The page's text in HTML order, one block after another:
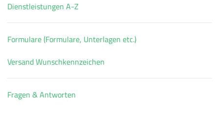
Dienstleistungen A-Z
Formulare (Formulare, Unterlagen etc.)
Versand Wunschkennzeichen
Fragen & Antworten